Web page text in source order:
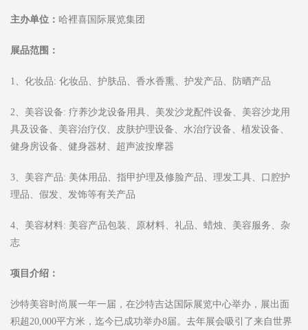
主办单位： 哈裡喜国际展览集团
展品范围：
1、化妆品: 化妆品、护肤品、香水香熏、护发产品、防晒产品
2、美容设备: 疗养沙龙设备用具、美发沙龙配件设备、美容沙龙用
具及设备、美容治疗仪、皮肤护理设备、水治疗设备、植发设备、
健身房设备、健身器材、超声波按摩器
3、美容产品: 美体用品、指甲护理及修脸产品、理发工具、口腔护
理品、假发、发饰等有关产品
4、美容材料: 美容产品包装、原材料、礼品、蜡烛、美容服务、杂
志
项目介绍：
沙特美容时尚展一年一届，在沙特吉达国际展览中心举办，展出面
积超20,000平方米，迄今已成功举办8届。去年展会吸引了来自世界